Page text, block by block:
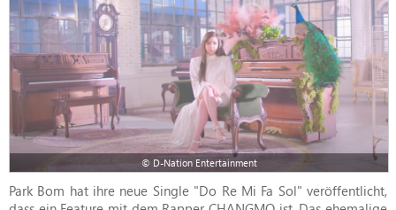
© D-Nation Entertainment
Park Bom hat ihre neue Single "Do Re Mi Fa Sol" veröffentlicht,